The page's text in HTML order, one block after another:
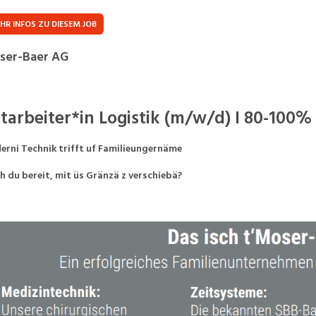
Controlling, Treuhand,
Facility Management,
Körperpflege, Wellness
Elektronik, Optik
INFOS ZU DIESEM JOB
Baer AG
Logistik (m/w/d) I 80-100%
Technik trifft uf Familieungernäme
du bereit, mit üs Gränzä z verschiebä?